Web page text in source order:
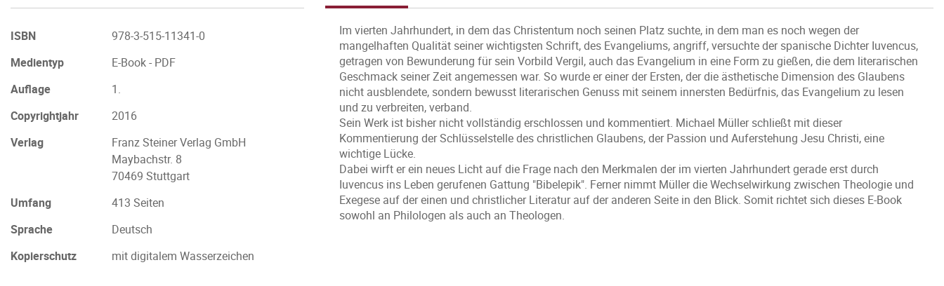
Im vierten Jahrhundert, in dem das Christentum noch seinen Platz suchte, in dem man es noch wegen der
mangelhaften Qualität seiner wichtigsten Schrift, des Evangeliums, angriff, versuchte der spanische Dichter Iuvencus,
getragen von Bewunderung für sein Vorbild Vergil, auch das Evangelium in eine Form zu gießen, die dem literarischen
Geschmack seiner Zeit angemessen war. So wurde er einer der Ersten, der die ästhetische Dimension des Glaubens
nicht ausblendete, sondern bewusst literarischen Genuss mit seinem innersten Bedürfnis, das Evangelium zu lesen
und zu verbreiten, verband.
Sein Werk ist bisher nicht vollständig erschlossen und kommentiert. Michael Müller schließt mit dieser
Kommentierung der Schlüsselstelle des christlichen Glaubens, der Passion und Auferstehung Jesu Christi, eine
wichtige Lücke.
Dabei wirft er ein neues Licht auf die Frage nach den Merkmalen der im vierten Jahrhundert gerade erst durch
Iuvencus ins Leben gerufenen Gattung "Bibelepik". Ferner nimmt Müller die Wechselwirkung zwischen Theologie und
Exegese auf der einen und christlicher Literatur auf der anderen Seite in den Blick. Somit richtet sich dieses E-Book
sowohl an Philologen als auch an Theologen.
ISBN
978-3-515-11341-0
Medientyp
E-Book - PDF
Auflage
1.
Copyrightjahr
2016
Verlag
Franz Steiner Verlag GmbH
Maybachstr. 8
70469 Stuttgart
Umfang
413 Seiten
Sprache
Deutsch
Kopierschutz
mit digitalem Wasserzeichen